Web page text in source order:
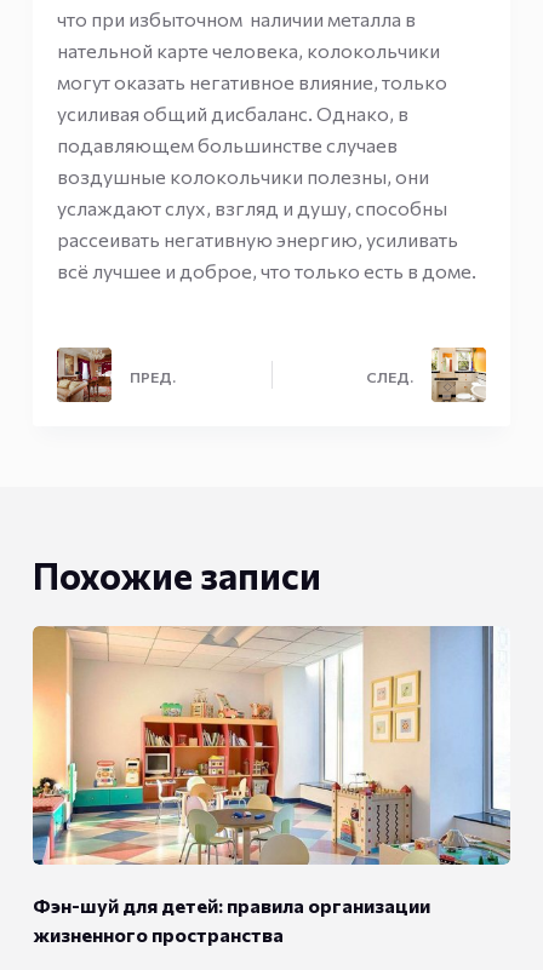
что при избыточном наличии металла в
нательной карте человека, колокольчики
могут оказать негативное влияние, только
усиливая общий дисбаланс. Однако, в
подавляющем большинстве случаев
воздушные колокольчики полезны, они
услаждают слух, взгляд и душу, способны
рассеивать негативную энергию, усиливать
всё лучшее и доброе, что только есть в доме.
ПРЕД. СЛЕД.
Похожие записи
Фэн-шуй для детей: правила организации
жизненного пространства